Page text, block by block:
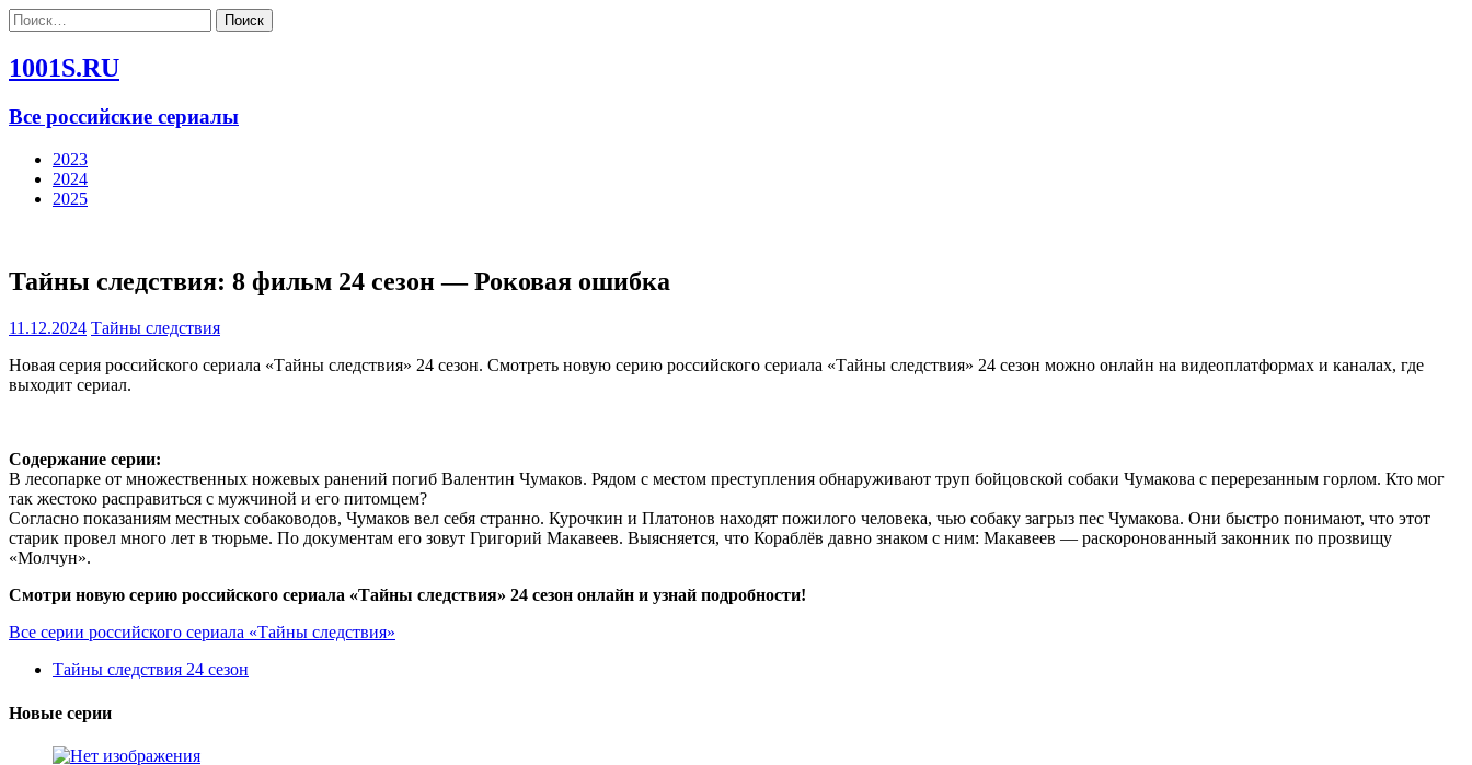
Найти:
1001S.RU
Все российские сериалы
2023
2024
2025
Тайны следствия: 8 фильм 24 сезон — Роковая ошибка
11.12.2024 Тайны следствия
Новая серия российского сериала «Тайны следствия» 24 сезон. Смотреть новую серию российского сериала «Тайны следствия» 24 сезон можно онлайн на видеоплатформах и каналах, где
выходит сериал.
Содержание серии:
В лесопарке от множественных ножевых ранений погиб Валентин Чумаков. Рядом с местом преступления обнаруживают труп бойцовской собаки Чумакова с перерезанным горлом. Кто мог
так жестоко расправиться с мужчиной и его питомцем?
Согласно показаниям местных собаководов, Чумаков вел себя странно. Курочкин и Платонов находят пожилого человека, чью собаку загрыз пес Чумакова. Они быстро понимают, что этот
старик провел много лет в тюрьме. По документам его зовут Григорий Макавеев. Выясняется, что Кораблёв давно знаком с ним: Макавеев — раскоронованный законник по прозвищу
«Молчун».
Смотри новую серию российского сериала «Тайны следствия» 24 сезон онлайн и узнай подробности!
Все серии российского сериала «Тайны следствия»
Тайны следствия 24 сезон
Новые серии